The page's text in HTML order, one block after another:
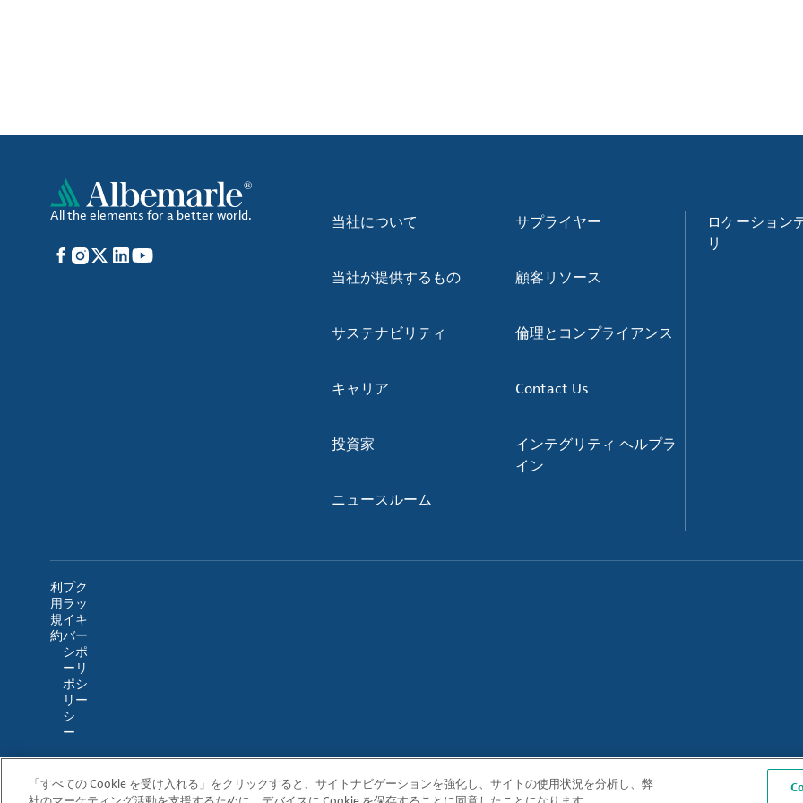
All the elements for a better world.
Facebook
Instagram
X LinkedIn
YouTube
当社について
当社が提供するもの
サステナビリティ
キャリア
投資家
ニュースルーム
サプライヤー
顧客リソース
倫理とコンプライアンス
Contact Us
インテグリティ ヘルプラ
イン
ロケーション
リ
利
用
規
約
プ
ラ
イ
バ
シ
ー
ポ
リ
シ
ー
ク
ッ
キ
ー
ポ
リ
シ
ー
「すべての Cookie を受け入れる」をクリックすると、サイトナビゲーションを強化し、サイトの使用状況を分析し、弊